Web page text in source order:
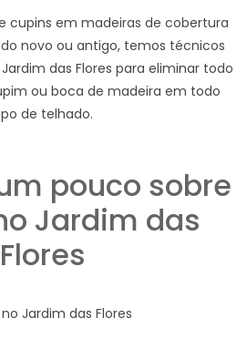
cupins em madeiras de cobertura
novo ou antigo, temos técnicos
das Flores para eliminar todo
ou boca de madeira em todo
de telhado.
pouco sobre
Jardim das
Flores
Jardim das Flores